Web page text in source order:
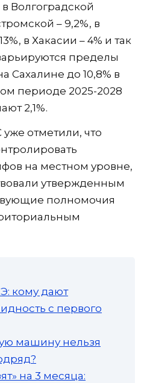
Волгоградской
– 9,2%, в
в Хакасии – 4% и так
пределы
Сахалине до 10,8% в
периоде 2025-2028
2,1%.
отметили, что
на местном уровне,
утвержденным
полномочия
кому дают
с первого
машину нельзя
на 3 месяца: